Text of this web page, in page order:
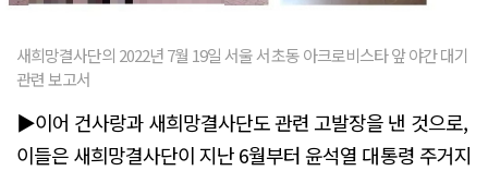
새희망결사단의 2022년 7월 19일 서울 서초동 아크로비스타 앞 야간 대기
관련 보고서
▶이어 건사랑과 새희망결사단도 관련 고발장을 낸 것으로,
이들은 새희망결사단이 지난 6월부터 윤석열 대통령 주거지